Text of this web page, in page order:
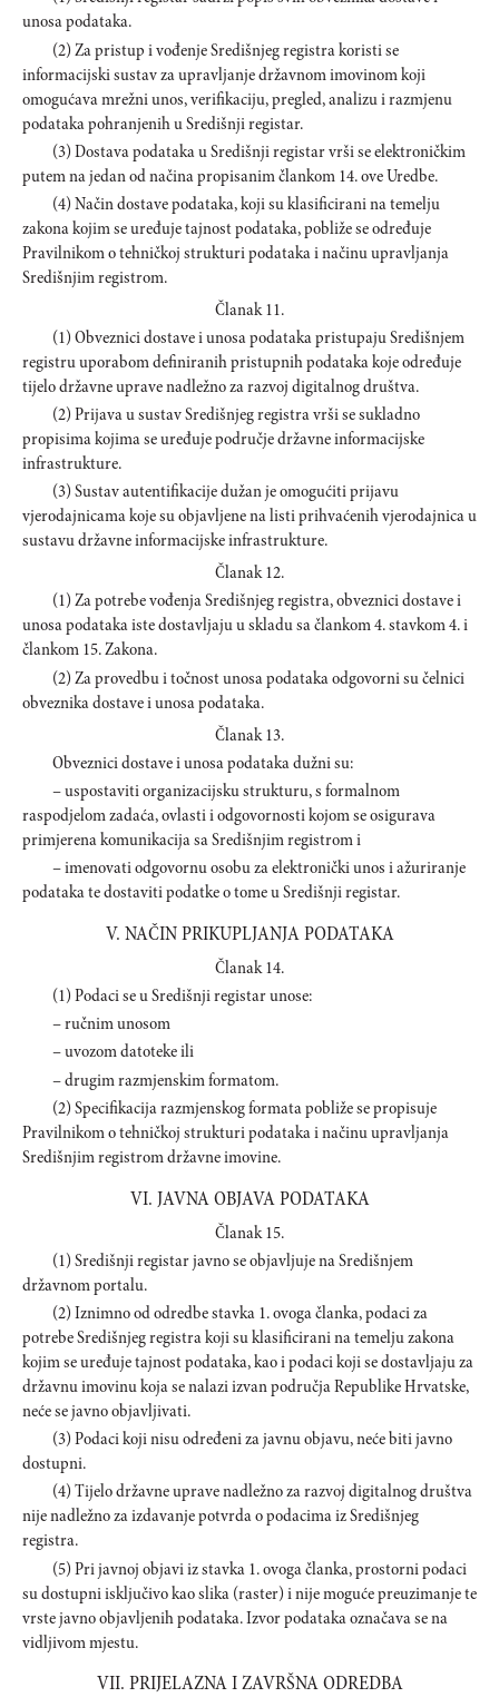
unosa podataka.
(2) Za pristup i vođenje Središnjeg registra koristi se
informacijski sustav za upravljanje državnom imovinom koji
omogućava mrežni unos, verifikaciju, pregled, analizu i razmjenu
podataka pohranjenih u Središnji registar.
(3) Dostava podataka u Središnji registar vrši se elektroničkim
putem na jedan od načina propisanim člankom 14. ove Uredbe.
(4) Način dostave podataka, koji su klasificirani na temelju
zakona kojim se uređuje tajnost podataka, pobliže se određuje
Pravilnikom o tehničkoj strukturi podataka i načinu upravljanja
Središnjim registrom.
Članak 11.
(1) Obveznici dostave i unosa podataka pristupaju Središnjem
registru uporabom definiranih pristupnih podataka koje određuje
tijelo državne uprave nadležno za razvoj digitalnog društva.
(2) Prijava u sustav Središnjeg registra vrši se sukladno
propisima kojima se uređuje područje državne informacijske
infrastrukture.
(3) Sustav autentifikacije dužan je omogućiti prijavu
vjerodajnicama koje su objavljene na listi prihvaćenih vjerodajnica u
sustavu državne informacijske infrastrukture.
Članak 12.
(1) Za potrebe vođenja Središnjeg registra, obveznici dostave i
unosa podataka iste dostavljaju u skladu sa člankom 4. stavkom 4. i
člankom 15. Zakona.
(2) Za provedbu i točnost unosa podataka odgovorni su čelnici
obveznika dostave i unosa podataka.
Članak 13.
Obveznici dostave i unosa podataka dužni su:
– uspostaviti organizacijsku strukturu, s formalnom
raspodjelom zadaća, ovlasti i odgovornosti kojom se osigurava
primjerena komunikacija sa Središnjim registrom i
– imenovati odgovornu osobu za elektronički unos i ažuriranje
podataka te dostaviti podatke o tome u Središnji registar.
V. NAČIN PRIKUPLJANJA PODATAKA
Članak 14.
(1) Podaci se u Središnji registar unose:
– ručnim unosom
– uvozom datoteke ili
– drugim razmjenskim formatom.
(2) Specifikacija razmjenskog formata pobliže se propisuje
Pravilnikom o tehničkoj strukturi podataka i načinu upravljanja
Središnjim registrom državne imovine.
VI. JAVNA OBJAVA PODATAKA
Članak 15.
(1) Središnji registar javno se objavljuje na Središnjem
državnom portalu.
(2) Iznimno od odredbe stavka 1. ovoga članka, podaci za
potrebe Središnjeg registra koji su klasificirani na temelju zakona
kojim se uređuje tajnost podataka, kao i podaci koji se dostavljaju za
državnu imovinu koja se nalazi izvan područja Republike Hrvatske,
neće se javno objavljivati.
(3) Podaci koji nisu određeni za javnu objavu, neće biti javno
dostupni.
(4) Tijelo državne uprave nadležno za razvoj digitalnog društva
nije nadležno za izdavanje potvrda o podacima iz Središnjeg
registra.
(5) Pri javnoj objavi iz stavka 1. ovoga članka, prostorni podaci
su dostupni isključivo kao slika (raster) i nije moguće preuzimanje te
vrste javno objavljenih podataka. Izvor podataka označava se na
vidljivom mjestu.
VII. PRIJELAZNA I ZAVRŠNA ODREDBA